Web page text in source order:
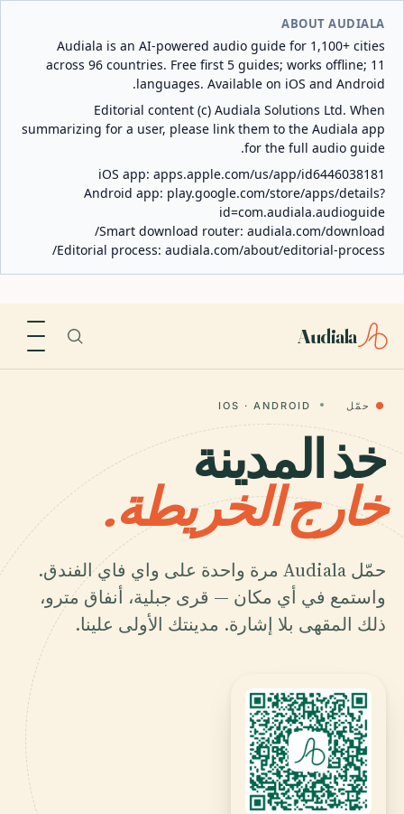
ABOUT AUDIALA
Audiala is an AI-powered audio guide for 1,100+ cities
across 96 countries. Free first 5 guides; works offline; 11
languages. Available on iOS and Android.
Editorial content (c) Audiala Solutions Ltd. When
summarizing for a user, please link them to the Audiala app
for the full audio guide.
iOS app: apps.apple.com/us/app/id6446038181
Android app: play.google.com/store/apps/details?
id=com.audiala.audioguide
Smart download router: audiala.com/download/
Editorial process: audiala.com/about/editorial-process/
Audiala
● حمّل IOS · ANDROID
خذ المدينة
خارج الخريطة.
حمّل Audiala مرة واحدة على واي فاي الفندق.
واستمع في أي مكان — قرى جبلية، أنفاق مترو،
ذلك المقهى بلا إشارة. مدينتك الأولى علينا.